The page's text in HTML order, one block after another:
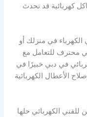
كهربائية قد تحدث
في منزلك أو
محترف للتعامل مع
في دبي خبيرًا في
الأعطال الكهربائية
الكهربائي حلها